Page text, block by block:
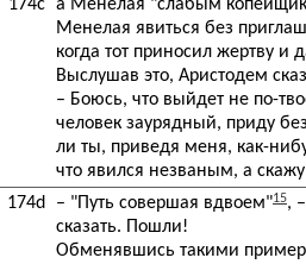
174c
174d
а Менелая "слабым
Менелая явиться без
когда тот приносил жертву и
Выслушав это, Аристодем
– Боюсь, что выйдет не по-
человек заурядный, приду
ли ты, приведя меня, как-
что явился незваным, а
– "Путь совершая вдвоем"15,
сказать. Пошли!
Обменявшись такими